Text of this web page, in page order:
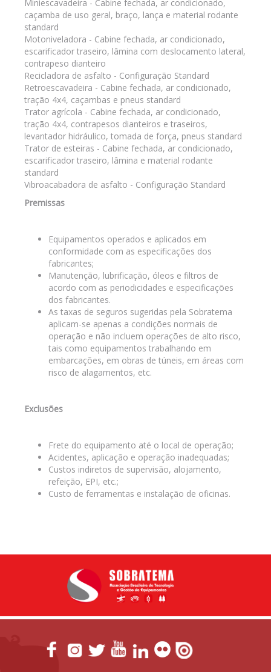
Miniescavadeira - Cabine fechada, ar condicionado,
caçamba de uso geral, braço, lança e material rodante
standard
Motoniveladora - Cabine fechada, ar condicionado,
escarificador traseiro, lâmina com deslocamento lateral,
contrapeso dianteiro
Recicladora de asfalto - Configuração Standard
Retroescavadeira - Cabine fechada, ar condicionado,
tração 4x4, caçambas e pneus standard
Trator agrícola - Cabine fechada, ar condicionado,
tração 4x4, contrapesos dianteiros e traseiros,
levantador hidráulico, tomada de força, pneus standard
Trator de esteiras - Cabine fechada, ar condicionado,
escarificador traseiro, lâmina e material rodante
standard
Vibroacabadora de asfalto - Configuração Standard
Premissas
Equipamentos operados e aplicados em
conformidade com as especificações dos
fabricantes;
Manutenção, lubrificação, óleos e filtros de
acordo com as periodicidades e especificações
dos fabricantes.
As taxas de seguros sugeridas pela Sobratema
aplicam-se apenas a condições normais de
operação e não incluem operações de alto risco,
tais como equipamentos trabalhando em
embarcações, em obras de túneis, em áreas com
risco de alagamentos, etc.
Exclusões
Frete do equipamento até o local de operação;
Acidentes, aplicação e operação inadequadas;
Custos indiretos de supervisão, alojamento,
refeição, EPI, etc.;
Custo de ferramentas e instalação de oficinas.